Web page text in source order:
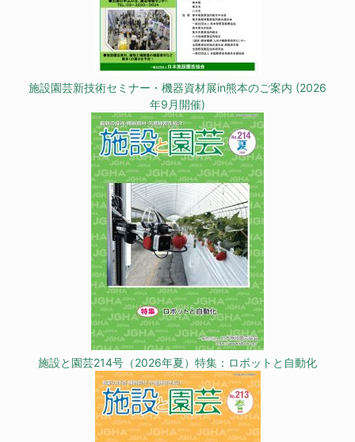
施設園芸新技術セミナー・機器資材展in熊本のご案内 (2026
年9月開催)
施設と園芸214号（2026年夏）特集：ロボットと自動化